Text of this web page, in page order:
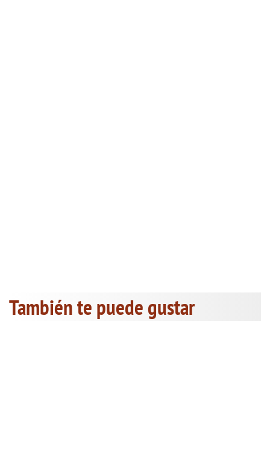
También te puede gustar